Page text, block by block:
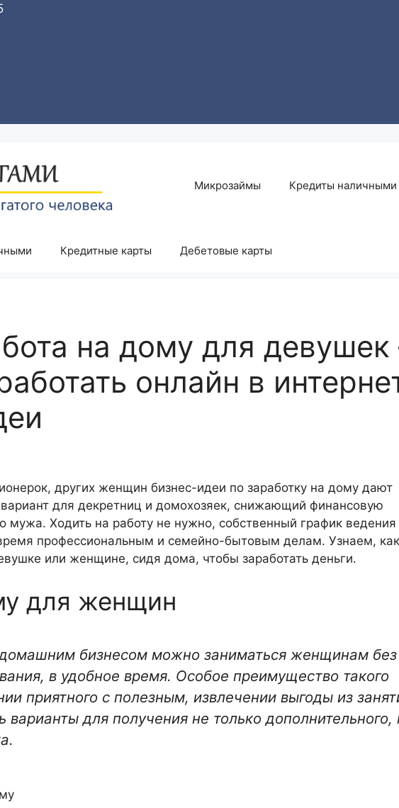
Микрозаймы Кредиты наличными
Кредитные карты Дебетовые карты
на дому для
онлайн в
других женщин бизнес-идеи по заработку на дому дают
для декретниц и домохозяек, снижающий финансовую
мужа. Ходить на работу не нужно, собственный график ведения
профессиональным и семейно-бытовым делам. Узнаем,
или женщине, сидя дома, чтобы заработать деньги.
для женщин
бизнесом можно заниматься женщинам без
в удобное время. Особое преимущество такого
приятного с полезным, извлечении выгоды из
для получения не только дополнительного,